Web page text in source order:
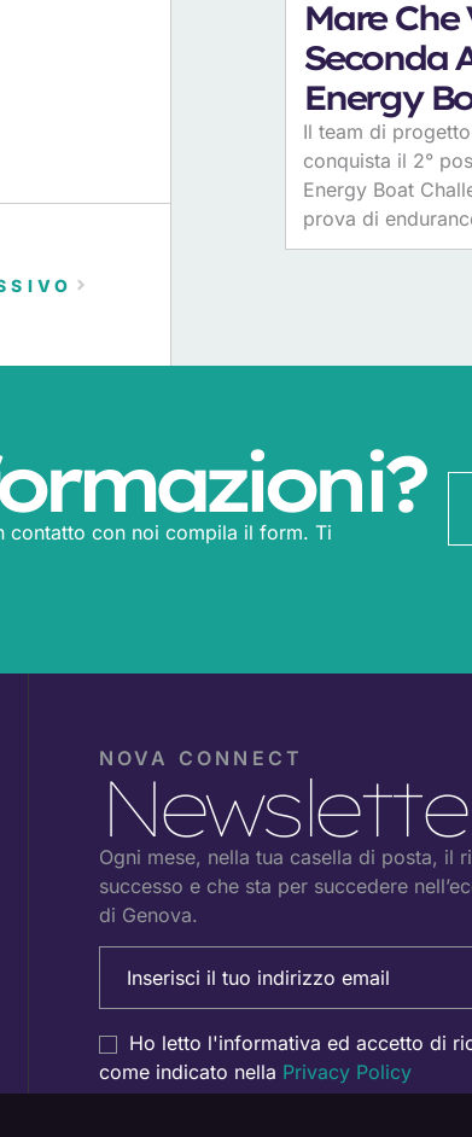
Mare Che
Seconda
Energy
Il team di
conquista il 2°
Energy Boat
prova di
contatto con noi compila il form. Ti
NOVA CONNECT
Ogni mese, nella tua casella di posta, il
successo e che sta per succedere
di Genova.
(Obbligatorio)
Consenso
Ho letto l'informativa ed accetto di
come indicato nella Privacy Policy